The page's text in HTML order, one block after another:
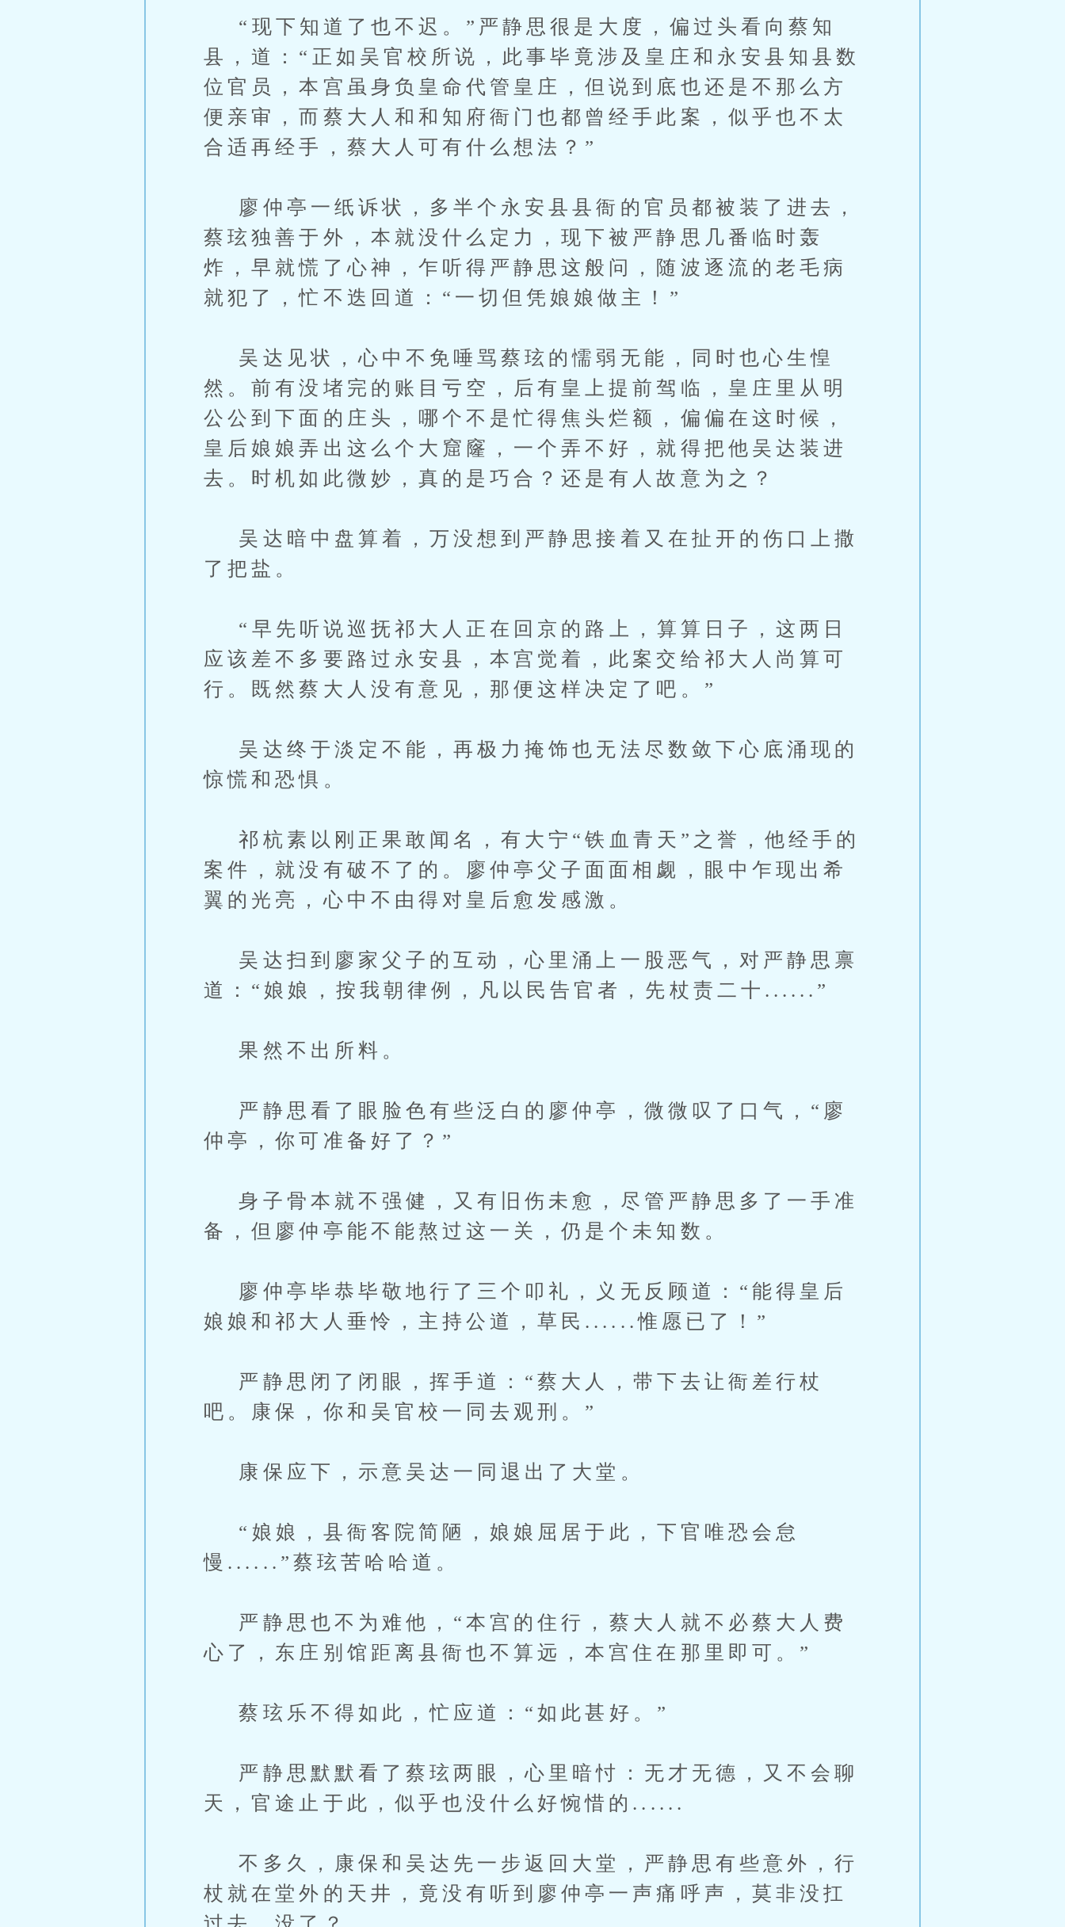
“现下知道了也不迟。”严静思很是大度，偏过头看向蔡知
县，道：“正如吴官校所说，此事毕竟涉及皇庄和永安县知县数
位官员，本宫虽身负皇命代管皇庄，但说到底也还是不那么方
便亲审，而蔡大人和和知府衙门也都曾经手此案，似乎也不太
合适再经手，蔡大人可有什么想法？”
廖仲亭一纸诉状，多半个永安县县衙的官员都被装了进去，
蔡玹独善于外，本就没什么定力，现下被严静思几番临时轰
炸，早就慌了心神，乍听得严静思这般问，随波逐流的老毛病
就犯了，忙不迭回道：“一切但凭娘娘做主！”
吴达见状，心中不免唾骂蔡玹的懦弱无能，同时也心生惶
然。前有没堵完的账目亏空，后有皇上提前驾临，皇庄里从明
公公到下面的庄头，哪个不是忙得焦头烂额，偏偏在这时候，
皇后娘娘弄出这么个大窟窿，一个弄不好，就得把他吴达装进
去。时机如此微妙，真的是巧合？还是有人故意为之？
吴达暗中盘算着，万没想到严静思接着又在扯开的伤口上撒
了把盐。
“早先听说巡抚祁大人正在回京的路上，算算日子，这两日
应该差不多要路过永安县，本宫觉着，此案交给祁大人尚算可
行。既然蔡大人没有意见，那便这样决定了吧。”
吴达终于淡定不能，再极力掩饰也无法尽数敛下心底涌现的
惊慌和恐惧。
祁杭素以刚正果敢闻名，有大宁“铁血青天”之誉，他经手的
案件，就没有破不了的。廖仲亭父子面面相觑，眼中乍现出希
翼的光亮，心中不由得对皇后愈发感激。
吴达扫到廖家父子的互动，心里涌上一股恶气，对严静思禀
道：“娘娘，按我朝律例，凡以民告官者，先杖责二十......”
果然不出所料。
严静思看了眼脸色有些泛白的廖仲亭，微微叹了口气，“廖
仲亭，你可准备好了？”
身子骨本就不强健，又有旧伤未愈，尽管严静思多了一手准
备，但廖仲亭能不能熬过这一关，仍是个未知数。
廖仲亭毕恭毕敬地行了三个叩礼，义无反顾道：“能得皇后
娘娘和祁大人垂怜，主持公道，草民......惟愿已了！”
严静思闭了闭眼，挥手道：“蔡大人，带下去让衙差行杖
吧。康保，你和吴官校一同去观刑。”
康保应下，示意吴达一同退出了大堂。
“娘娘，县衙客院简陋，娘娘屈居于此，下官唯恐会怠
慢......”蔡玹苦哈哈道。
严静思也不为难他，“本宫的住行，蔡大人就不必蔡大人费
心了，东庄别馆距离县衙也不算远，本宫住在那里即可。”
蔡玹乐不得如此，忙应道：“如此甚好。”
严静思默默看了蔡玹两眼，心里暗忖：无才无德，又不会聊
天，官途止于此，似乎也没什么好惋惜的......
不多久，康保和吴达先一步返回大堂，严静思有些意外，行
杖就在堂外的天井，竟没有听到廖仲亭一声痛呼声，莫非没扛